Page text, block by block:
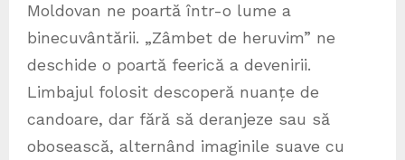
Moldovan ne poartă într-o lume a
binecuvântării. „Zâmbet de heruvim” ne
deschide o poartă feerică a devenirii.
Limbajul folosit descoperă nuanțe de
candoare, dar fără să deranjeze sau să
obosească, alternând imaginile suave cu